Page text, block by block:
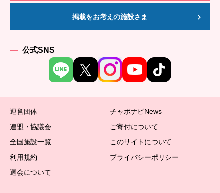
掲載をお考えの施設さま
公式SNS
運営団体
チャボナビNews
連盟・協議会
ご寄付について
全国施設一覧
このサイトについて
利用規約
プライバシーポリシー
退会について